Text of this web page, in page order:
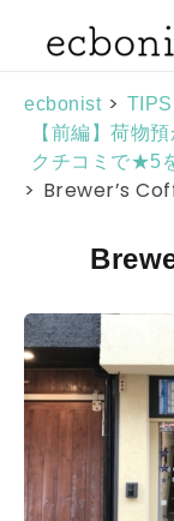
ecbonist > TIPS
【前編】荷物
クチコミで★5
> Brewer’s